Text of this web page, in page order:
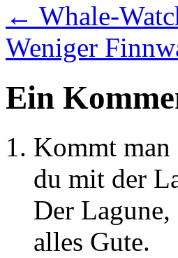
← Whale-
Weniger
Ein
Kommt man
du mit der
Der
alles Gute.